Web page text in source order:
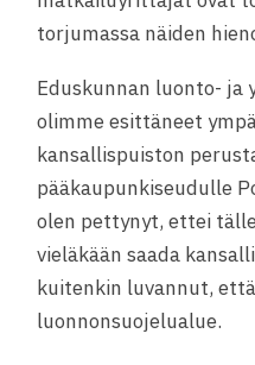
torjumassa näiden
Eduskunnan luonto- ja
olimme esittäneet
kansallispuiston
pääkaupunkiseudulle
olen pettynyt, ettei
vieläkään saada
kuitenkin luvannut,
luonnonsuojelualue.